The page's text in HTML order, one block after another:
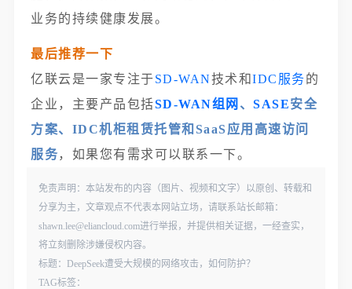
业务的持续健康发展。
最后推荐一下
亿联云是一家专注于 SD-WAN技术和IDC服务的
企业，主要产品包括SD-WAN组网 、SASE安全
方案、IDC机柜租赁托管和SaaS应用高速访问
服务 ，如果您有需求可以联系一下。
免责声明：本站发布的内容（图片、视频和文字）以原创、转载和
分享为主，文章观点不代表本网站立场，请联系站长邮箱：
shawn.lee@eliancloud.com进行举报，并提供相关证据，一经查实，
将立刻删除涉嫌侵权内容。
标题：DeepSeek遭受大规模的网络攻击，如何防护？
TAG标签：